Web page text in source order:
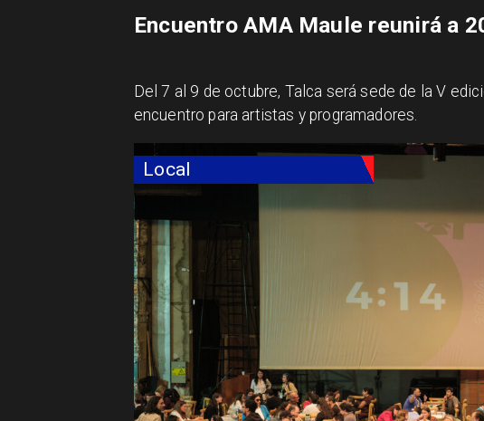
Local
Encuentro AMA Maule reunirá a
Del 7 al 9 de octubre, Talca será sede de la V
encuentro para artistas y programadores.